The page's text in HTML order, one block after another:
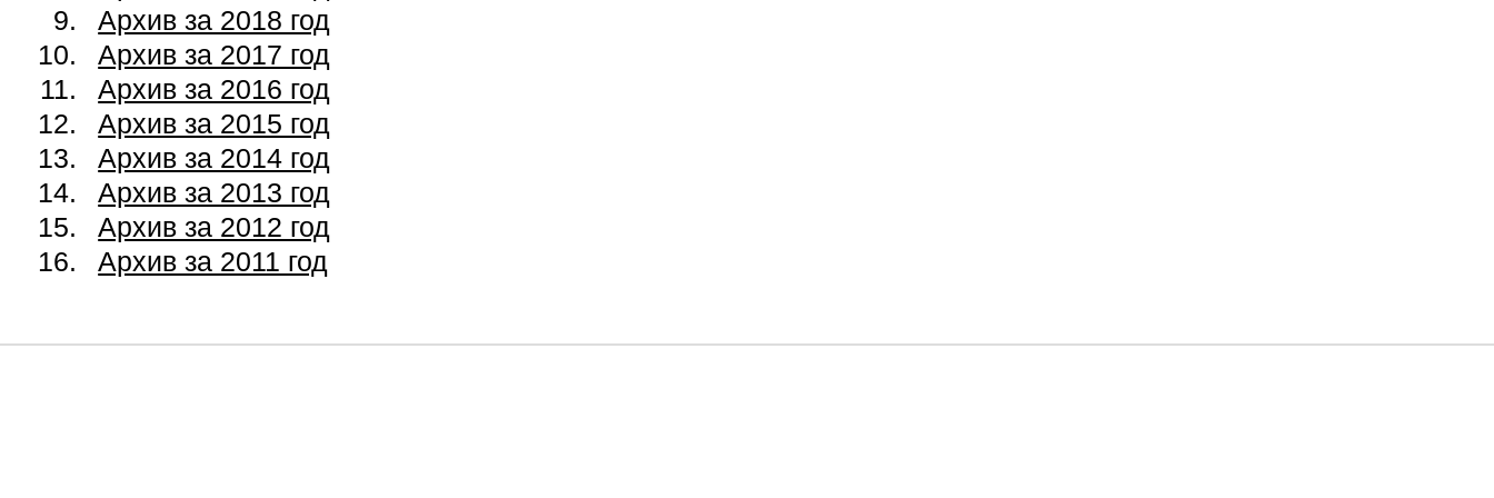
Архив за 2018 год
Архив за 2017 год
Архив за 2016 год
Архив за 2015 год
Архив за 2014 год
Архив за 2013 год
Архив за 2012 год
Архив за 2011 год